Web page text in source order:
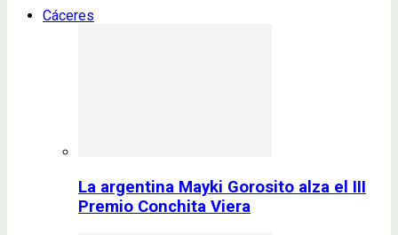
Cáceres
La argentina Mayki Gorosito alza el III
Premio Conchita Viera